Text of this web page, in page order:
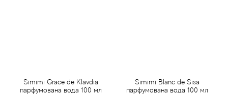
Simimi Grace de Klavdia
парфумована вода 100 мл
Simimi Blanc de Sisa
парфумована вода 100 мл
Armand Basi